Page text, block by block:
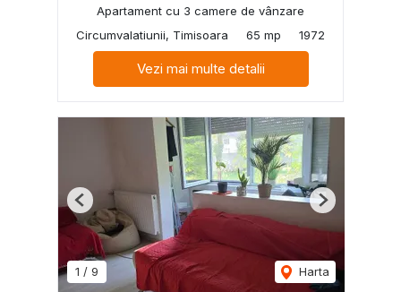
Apartament cu 3 camere de vânzare
Circumvalatiunii, Timisoara
65 mp 1972
Vezi mai multe detalii
1 / 9 Harta
Previous Next